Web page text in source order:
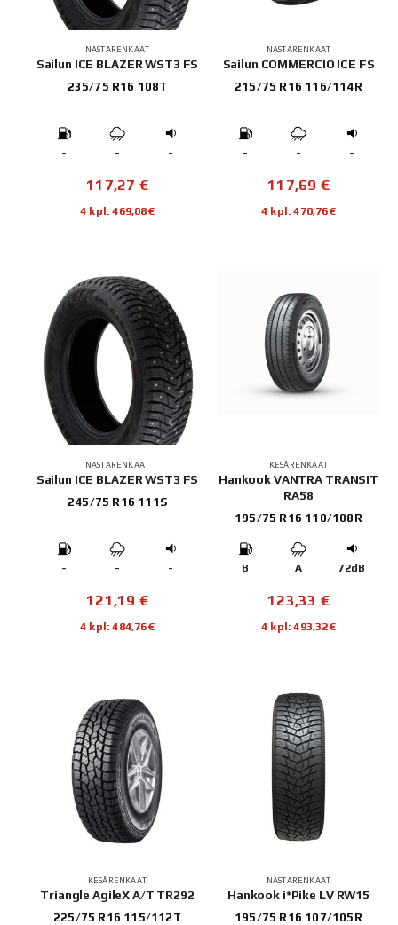
NASTARENKAAT
Sailun ICE BLAZER WST3 FS
235/75 R16 108T
- - -
117,27 €
4 kpl: 469,08€
NASTARENKAAT
Sailun COMMERCIO ICE FS
215/75 R16 116/114R
- - -
117,69 €
4 kpl: 470,76€
NASTARENKAAT
Sailun ICE BLAZER WST3 FS
245/75 R16 111S
- - -
121,19 €
4 kpl: 484,76€
KESÄRENKAAT
Hankook VANTRA TRANSIT
RA58
195/75 R16 110/108R
B A 72dB
123,33 €
4 kpl: 493,32€
KESÄRENKAAT
Triangle AgileX A/T TR292
225/75 R16 115/112T
NASTARENKAAT
Hankook i*Pike LV RW15
195/75 R16 107/105R